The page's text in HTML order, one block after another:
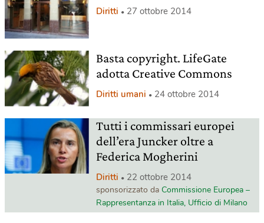
Diritti 27 ottobre 2014
Basta copyright. LifeGate
adotta Creative Commons
Diritti umani 24 ottobre 2014
Tutti i commissari europei
dell’era Juncker oltre a
Federica Mogherini
Diritti 22 ottobre 2014
sponsorizzato da Commissione Europea –
Rappresentanza in Italia, Ufficio di Milano